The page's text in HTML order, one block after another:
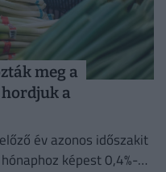
meg a
a
év azonos időszakit
képest 0,4%-